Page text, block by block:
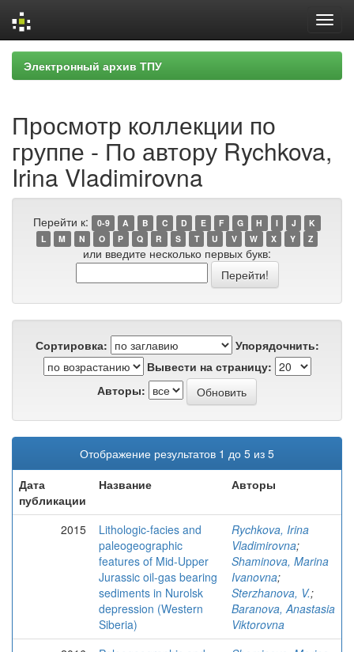
Skip
navigation
Электронный архив ТПУ
Просмотр коллекции по
группе - По автору Rychkova,
Irina Vladimirovna
Перейти к: 0-9 A B C D E F G H I J
K
L
M N O P Q R S T U V W X Y Z
или введите несколько первых букв:
Сортировка:
Упорядочнить:
Вывести на страницу:
Авторы:
Отображение результатов 1 до 5 из 5
Дата
публикации
Название Авторы
2015
Lithologic-facies and
paleogeographic
features of Mid-Upper
Jurassic oil-gas bearing
sediments in Nurolsk
depression (Western
Siberia)
Rychkova, Irina
Vladimirovna;
Shaminova, Marina
Ivanovna;
Sterzhanova, V.;
Baranova, Anastasia
Viktorovna